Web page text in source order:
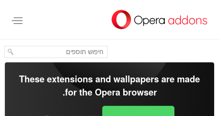
העיקרי
These extensions and wallpapers are made
for theOpera browser
.